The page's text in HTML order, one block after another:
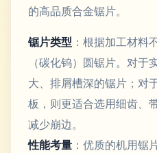
的高品质合金锯片。
锯片类型 ：根据加工材料
（碳化钨）圆锯片。对于
大、排屑槽深的锯片；对
板，则更适合选用细齿、
减少崩边。
性能考量 ：优质的机用锯